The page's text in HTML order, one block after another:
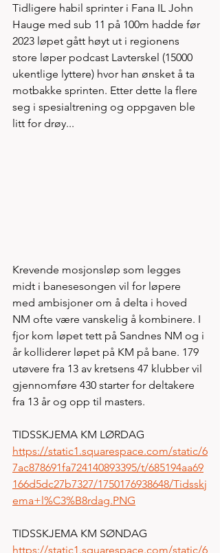
Tidligere habil sprinter i Fana IL John
Hauge med sub 11 på 100m hadde før
2023 løpet gått høyt ut i regionens
store løper podcast Lavterskel (15000
ukentlige lyttere) hvor han ønsket å ta
motbakke sprinten. Etter dette la flere
seg i spesialtrening og oppgaven ble
litt for drøy...
Krevende mosjonsløp som legges
midt i banesesongen vil for løpere
med ambisjoner om å delta i hoved
NM ofte være vanskelig å kombinere. I
fjor kom løpet tett på Sandnes NM og i
år kolliderer løpet på KM på bane. 179
utøvere fra 13 av kretsens 47 klubber vil
gjennomføre 430 starter for deltakere
fra 13 år og opp til masters.
TIDSSKJEMA KM LØRDAG
https://static1.squarespace.com/static/6
7ac878691fa724140893395/t/685194aa69
166d5dc27b7327/1750176938648/Tidsskj
ema+l%C3%B8rdag.PNG
TIDSSKJEMA KM SØNDAG
https://static1.squarespace.com/static/6